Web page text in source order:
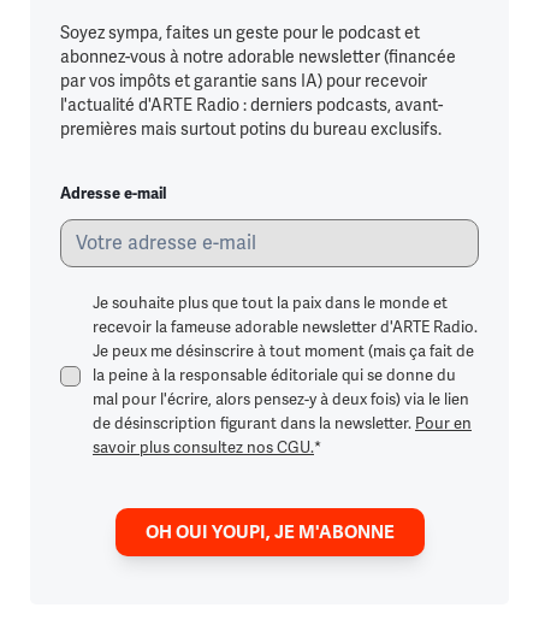
Soyez sympa, faites un geste pour le podcast et
abonnez-vous à notre adorable newsletter (financée
par vos impôts et garantie sans IA) pour recevoir
l'actualité d'ARTE Radio : derniers podcasts, avant-
premières mais surtout potins du bureau exclusifs.
Adresse e-mail
Je souhaite plus que tout la paix dans le monde et
recevoir la fameuse adorable newsletter d'ARTE Radio.
Je peux me désinscrire à tout moment (mais ça fait de
la peine à la responsable éditoriale qui se donne du
mal pour l'écrire, alors pensez-y à deux fois) via le lien
de désinscription figurant dans la newsletter. Pour en
savoir plus consultez nos CGU.*
OH OUI YOUPI, JE M'ABONNE